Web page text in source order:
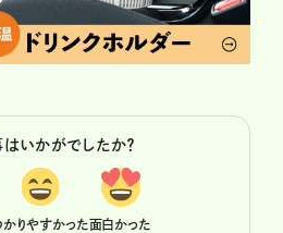
いかがでしたか？
かりやすかった面白かった